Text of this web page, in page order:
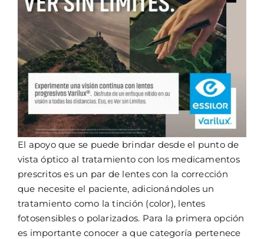
El apoyo que se puede brindar desde el punto de
vista óptico al tratamiento con los medicamentos
prescritos es un par de lentes con la corrección
que necesite el paciente, adicionándoles un
tratamiento como la tinción (color), lentes
fotosensibles o polarizados. Para la primera opción
es importante conocer a que categoría pertenece